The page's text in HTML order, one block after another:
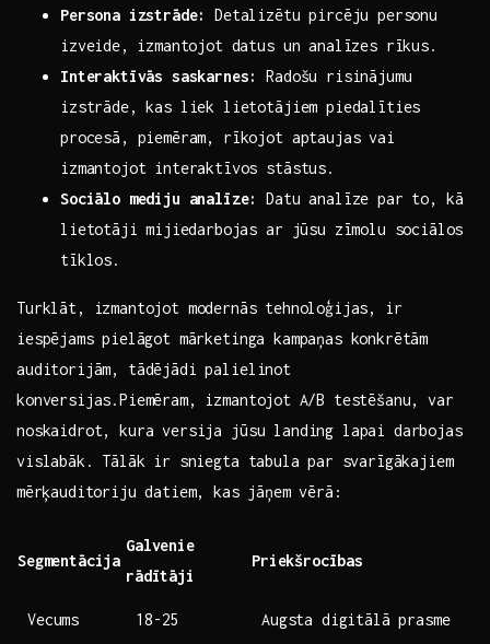
Persona izstrāde:
Detalizētu pircēju personu
izveide, ⁢izmantojot datus un analīzes rīkus.
Interaktīvās saskarnes:
Radošu risinājumu
izstrāde, kas liek lietotājiem piedalīties
procesā, piemēram,​ rīkojot aptaujas vai ​
izmantojot interaktīvos stāstus.
Sociālo mediju analīze:
Datu analīze par to, kā
lietotāji ⁢mijiedarbojas ar jūsu zīmolu sociālos‍
tīklos.
Turklāt, izmantojot modernās ⁢tehnoloģijas, ir
iespējams ⁣pielāgot‌ mārketinga‍ kampaņas konkrētām
auditorijām, tādējādi palielinot
konversijas.Piemēram, izmantojot⁣ A/B testēšanu, var
noskaidrot, kura‌ versija jūsu​ landing lapai darbojas‍
vislabāk. ‍Tālāk​ ir ⁤sniegta tabula par⁤ svarīgākajiem
⁢mērķauditoriju datiem,⁢ kas jāņem ‌vērā: ‌ ​ ‌
Segmentācija
Galvenie
rādītāji
Priekšrocības
Vecums 18-25 Augsta digitālā prasme